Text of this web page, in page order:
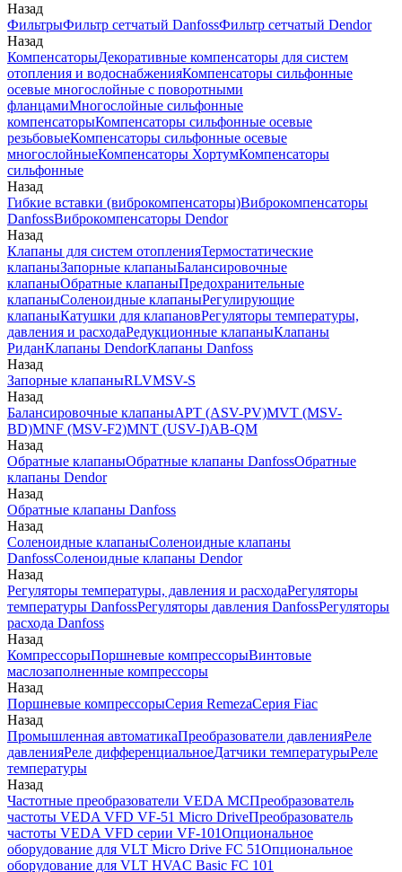
Назад
ФильтрыФильтр сетчатый DanfossФильтр сетчатый Dendor
Назад
КомпенсаторыДекоративные компенсаторы для систем
отопления и водоснабженияКомпенсаторы сильфонные
осевые многослойные с поворотными
фланцамиМногослойные сильфонные
компенсаторыКомпенсаторы сильфонные осевые
резьбовыеКомпенсаторы сильфонные осевые
многослойныеКомпенсаторы ХортумКомпенсаторы
сильфонные
Назад
Гибкие вставки (виброкомпенсаторы)Виброкомпенсаторы
DanfossВиброкомпенсаторы Dendor
Назад
Клапаны для систем отопленияТермостатические
клапаныЗапорные клапаныБалансировочные
клапаныОбратные клапаныПредохранительные
клапаныСоленоидные клапаныРегулирующие
клапаныКатушки для клапановРегуляторы температуры,
давления и расходаРедукционные клапаныКлапаны
РиданКлапаны DendorКлапаны Danfoss
Назад
Запорные клапаныRLVMSV-S
Назад
Балансировочные клапаныAPT (ASV-PV)MVT (MSV-
BD)MNF (MSV-F2)MNT (USV-I)AB-QM
Назад
Обратные клапаныОбратные клапаны DanfossОбратные
клапаны Dendor
Назад
Обратные клапаны Danfoss
Назад
Соленоидные клапаныСоленоидные клапаны
DanfossСоленоидные клапаны Dendor
Назад
Регуляторы температуры, давления и расходаРегуляторы
температуры DanfossРегуляторы давления DanfossРегуляторы
расхода Danfoss
Назад
КомпрессорыПоршневые компрессорыВинтовые
маслозаполненные компрессоры
Назад
Поршневые компрессорыСерия RemezaСерия Fiac
Назад
Промышленная автоматикаПреобразователи давленияРеле
давленияРеле дифференциальноеДатчики температурыРеле
температуры
Назад
Частотные преобразователи VEDA MCПреобразователь
частоты VEDA VFD VF-51 Micro DriveПреобразователь
частоты VEDA VFD серии VF-101Опциональное
оборудование для VLT Micro Drive FC 51Опциональное
оборудование для VLT HVAC Basic FC 101